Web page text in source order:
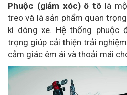
Phuộc (giảm xóc) ô tô là
treo và là sản phẩm quan
kì dòng xe. Hệ thống phuộc
trọng giúp cải thiện trải
cảm giác êm ái và thoải mái